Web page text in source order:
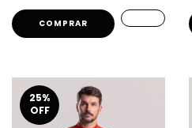
COMPRAR
25%
OFF